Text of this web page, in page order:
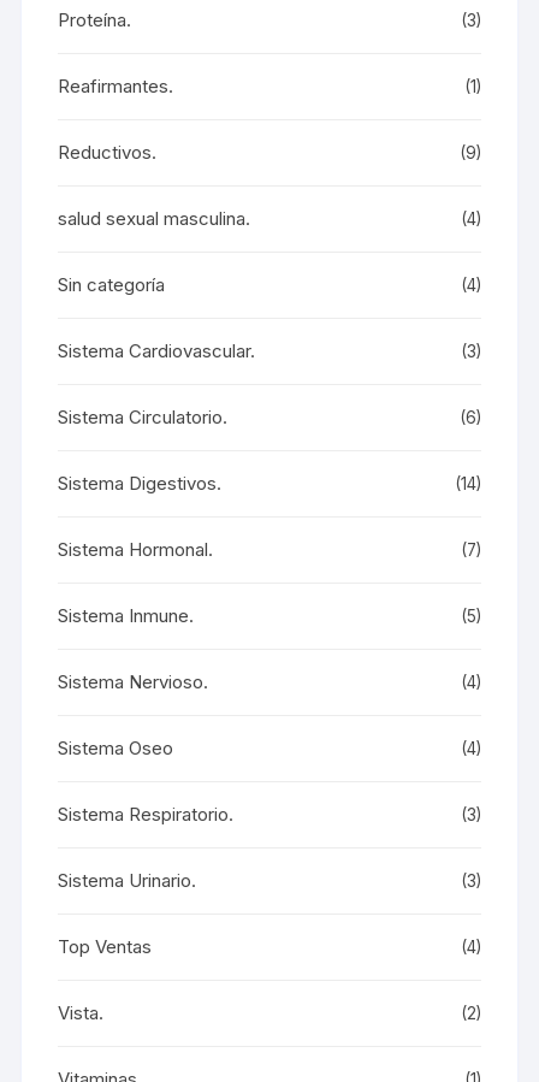
Proteína. (3)
Reafirmantes. (1)
Reductivos. (9)
salud sexual masculina. (4)
Sin categoría (4)
Sistema Cardiovascular. (3)
Sistema Circulatorio. (6)
Sistema Digestivos. (14)
Sistema Hormonal. (7)
Sistema Inmune. (5)
Sistema Nervioso. (4)
Sistema Oseo (4)
Sistema Respiratorio. (3)
Sistema Urinario. (3)
Top Ventas (4)
Vista. (2)